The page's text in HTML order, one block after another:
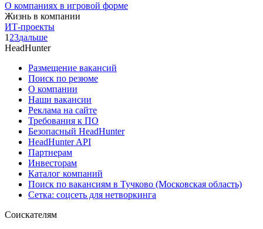
О компаниях в игровой форме
Жизнь в компании
ИТ-проекты
1 23дальше
HeadHunter
Размещение вакансий
Поиск по резюме
О компании
Наши вакансии
Реклама на сайте
Требования к ПО
Безопасный HeadHunter
HeadHunter API
Партнерам
Инвесторам
Каталог компаний
Поиск по вакансиям в Тучково (Московская область)
Сетка: соцсеть для нетворкинга
Соискателям